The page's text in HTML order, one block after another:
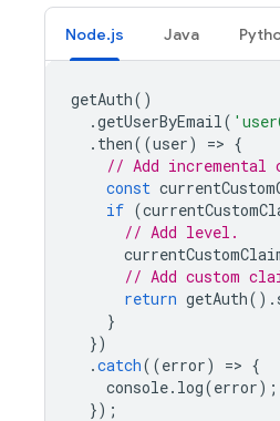
Node.js Java
getAuth()
.getUserByEmail(
. then((user) => {
// Add incremental
const
if (
// Add level.
// Add custom
return getAuth().
}
})
.catch((error) => {
console. log(error);
});